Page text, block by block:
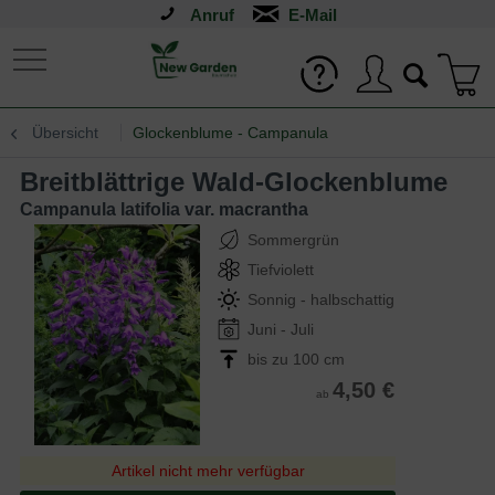
Anruf
Übersicht Glockenblume - Campanula
Breitblättrige Wald-Glockenblume
Campanula latifolia var. macrantha
Sommergrün
Tiefviolett
Sonnig - halbschattig
Juni - Juli
bis zu 100 cm
ab 4,50 €
Artikel nicht mehr verfügbar